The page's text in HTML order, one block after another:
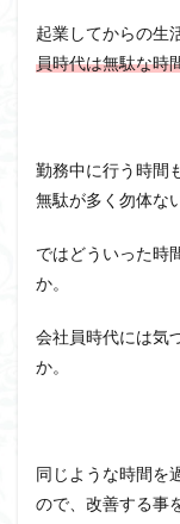
起業してからの生
員時代は無駄な時
勤務中に行う時間
無駄が多く勿体な
ではどういった時
か。
会社員時代には気
か。
同じような時間を
ので、改善する事